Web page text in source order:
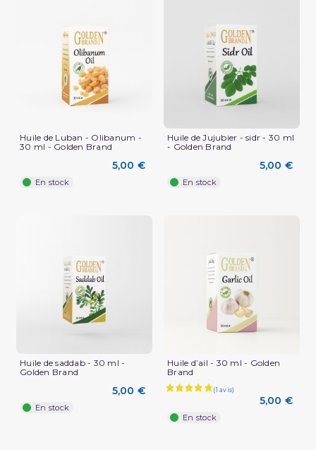
Huile de Luban - Olibanum -
30 ml - Golden Brand
5,00 €
En stock
Huile de Jujubier - sidr - 30 ml
- Golden Brand
5,00 €
En stock
Huile de saddab - 30 ml -
Golden Brand
5,00 €
En stock
Huile d’ail - 30 ml - Golden
Brand
5,00 €
En stock